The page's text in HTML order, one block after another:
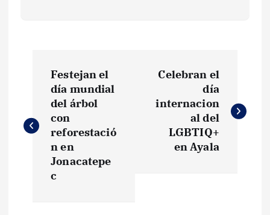
v
Festejan el
día mundial
del árbol
con
reforestació
n en
Jonacatepe
c
Celebran el
día
internacion
al del
LGBTIQ+
en Ayala